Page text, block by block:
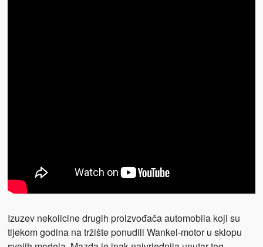
Izuzev nekolicine drugih proizvođača automobila koji su
tijekom godina na tržište ponudili Wankel-motor u sklopu